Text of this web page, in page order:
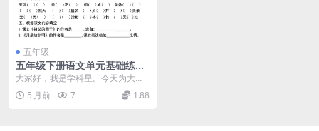
五年级
五年级下册语文单元基础练
习：同步单元核心考点与字词
巩固专项
大家好，我是学科星。今天为大家
推荐一份极具实战性的同步复习资
料——五年级下册语文...
5 月前 7 1.88